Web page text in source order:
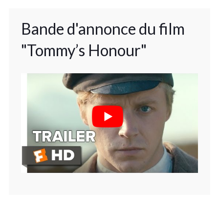
Bande d'annonce du film
"Tommy’s Honour"